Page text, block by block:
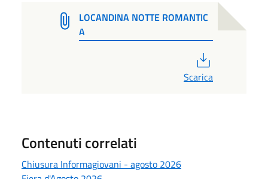
LOCANDINA NOTTE ROMANTIC
A
Scarica
Contenuti correlati
Chiusura Informagiovani - agosto 2026